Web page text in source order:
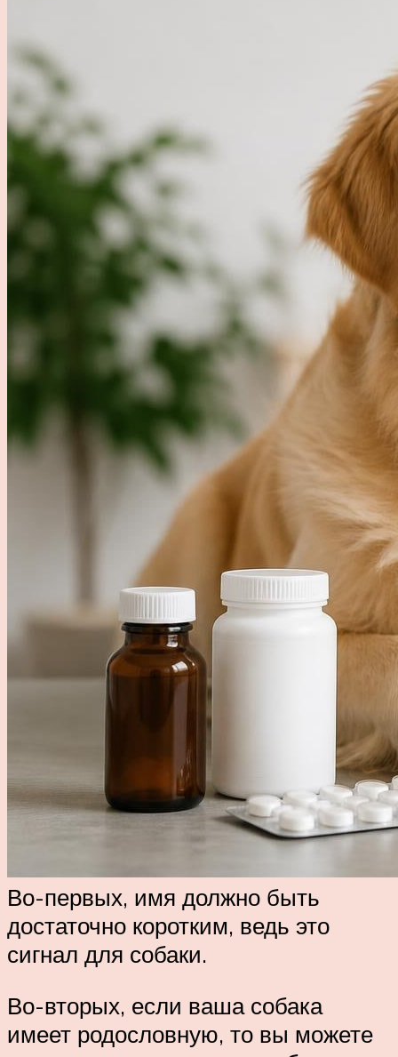
Во-первых, имя должно быть
достаточно коротким, ведь это
сигнал для собаки.
Во-вторых, если ваша собака
имеет родословную, то вы можете